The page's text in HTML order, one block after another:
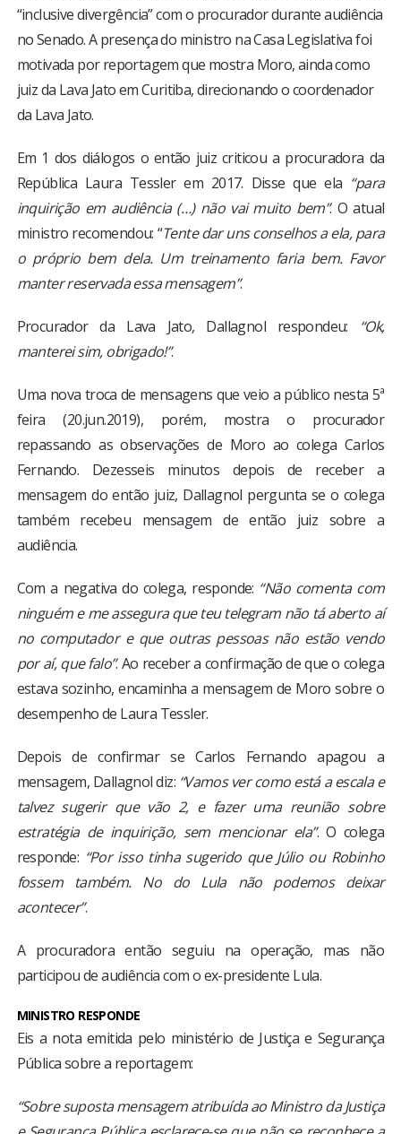
“inclusive divergência” com o procurador durante audiência
no Senado. A presença do ministro na Casa Legislativa foi
motivada por reportagem que mostra Moro, ainda como
juiz da Lava Jato em Curitiba, direcionando o coordenador
da Lava Jato.
Em 1 dos diálogos o então juiz criticou a procuradora da
República Laura Tessler em 2017. Disse que ela “para
inquirição em audiência (…) não vai muito bem”. O atual
ministro recomendou: “Tente dar uns conselhos a ela, para
o próprio bem dela. Um treinamento faria bem. Favor
manter reservada essa mensagem”.
Procurador da Lava Jato, Dallagnol respondeu:
“Ok,
manterei sim, obrigado!”.
Uma nova troca de mensagens que veio a público nesta 5ª
feira (20.jun.2019), porém, mostra o procurador
repassando as observações de Moro ao colega Carlos
Fernando. Dezesseis minutos depois de receber a
mensagem do então juiz, Dallagnol pergunta se o colega
também recebeu mensagem de então juiz sobre a
audiência.
Com a negativa do colega, responde: “Não comenta com
ninguém e me assegura que teu telegram não tá aberto aí
no computador e que outras pessoas não estão vendo
por aí, que falo”. Ao receber a confirmação de que o colega
estava sozinho, encaminha a mensagem de Moro sobre o
desempenho de Laura Tessler.
Depois de confirmar se Carlos Fernando apagou a
mensagem, Dallagnol diz: “Vamos ver como está a escala e
talvez sugerir que vão 2, e fazer uma reunião sobre
estratégia de inquirição, sem mencionar ela”. O colega
responde: “Por isso tinha sugerido que Júlio ou Robinho
fossem também. No do Lula não podemos deixar
acontecer”.
A procuradora então seguiu na operação, mas não
participou de audiência com o ex-presidente Lula.
MINISTRO RESPONDE
Eis a nota emitida pelo ministério de Justiça e Segurança
Pública sobre a reportagem:
“Sobre suposta mensagem atribuída ao Ministro da Justiça